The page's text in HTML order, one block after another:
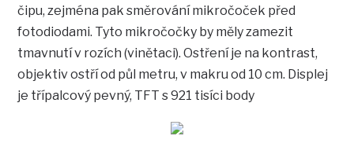
čipu, zejména pak směrování mikročoček před
fotodiodami. Tyto mikročočky by měly zamezit
tmavnutí v rozích (vinětaci). Ostření je na kontrast,
objektiv ostří od půl metru, v makru od 10 cm. Displej
je třípalcový pevný, TFT s 921 tisíci body